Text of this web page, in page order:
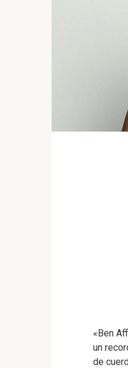
«Ben
un
de